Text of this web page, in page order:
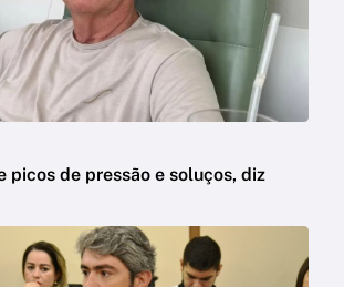
picos de pressão e soluços, diz